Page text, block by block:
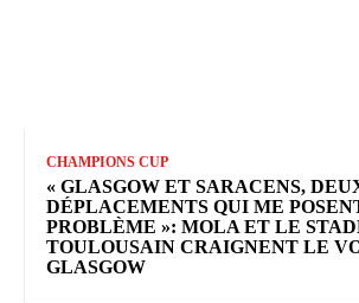
CHAMPIONS CUP
« GLASGOW ET SARACENS,
DÉPLACEMENTS QUI ME
PROBLÈME »: MOLA ET LE
TOULOUSAIN CRAIGNENT LE
GLASGOW